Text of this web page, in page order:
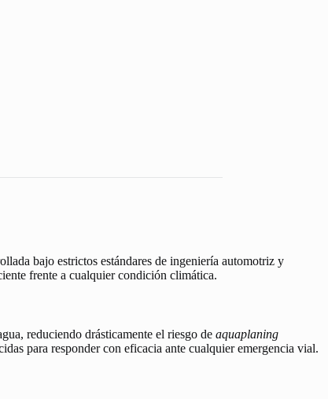
bajo estrictos estándares de ingeniería automotriz y
frente a cualquier condición climática.
reduciendo drásticamente el riesgo de aquaplaning
para responder con eficacia ante cualquier emergencia vial.